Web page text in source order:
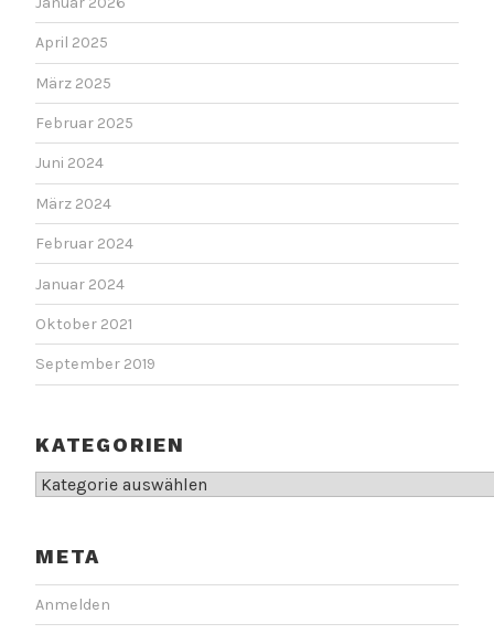
April 2025
März 2025
Februar 2025
Juni 2024
März 2024
Februar 2024
Januar 2024
Oktober 2021
September 2019
KATEGORIEN
Kategorien
META
Anmelden